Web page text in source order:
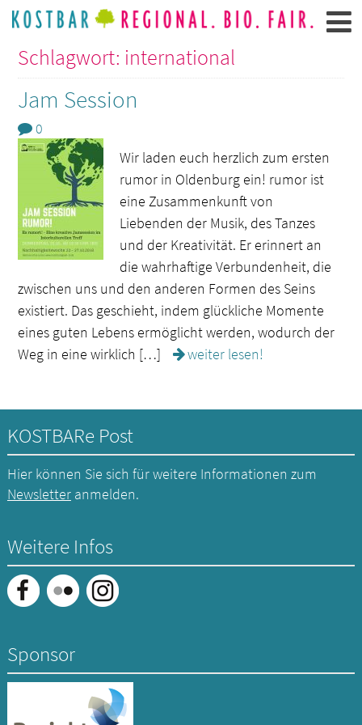
Schlagwort: international
Jam Session
0
Wir laden euch herzlich zum ersten
rumor in Oldenburg ein! rumor ist
eine Zusammenkunft von
Liebenden der Musik, des Tanzes
und der Kreativität. Er erinnert an
die wahrhaftige Verbundenheit, die
zwischen uns und den anderen Formen des Seins
existiert. Das geschieht, indem glückliche Momente
eines guten Lebens ermöglicht werden, wodurch der
Weg in eine wirklich […]
weiter lesen!
KOSTBARe Post
Hier können Sie sich für weitere Informationen zum
Newsletteranmelden.
Weitere Infos
Sponsor